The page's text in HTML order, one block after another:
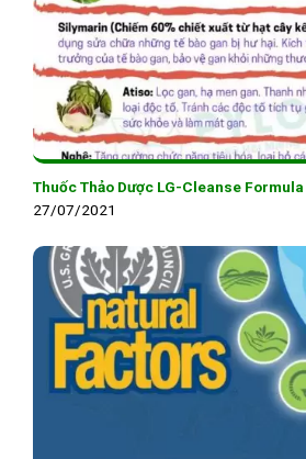
Thuốc Thảo Dược LG-Cleanse Formula
27/07/2021